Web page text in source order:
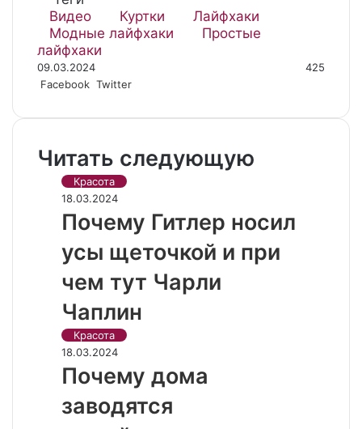
Видео
Куртки
Лайфхаки
Модные лайфхаки
Простые
лайфхаки
09.03.2024
425
Facebook Twitter
Читать следующую
Красота
18.03.2024
Почему Гитлер носил
усы щеточкой и при
чем тут Чарли
Чаплин
Красота
18.03.2024
Почему дома
заводятся